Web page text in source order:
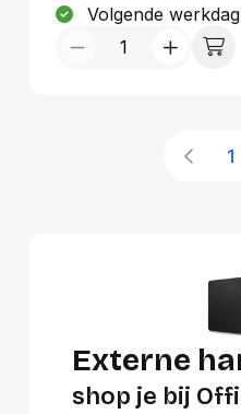
Volgende
1
Externe
shop je bij